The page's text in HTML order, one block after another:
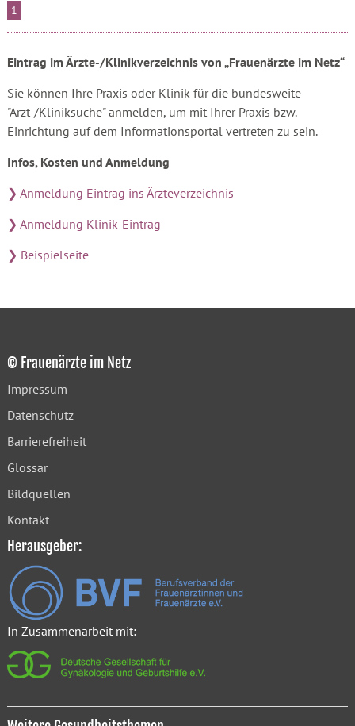
1
Eintrag im Ärzte-/Klinikverzeichnis von „Frauenärzte im Netz“
Sie können Ihre Praxis oder Klinik für die bundesweite
"Arzt-/Kliniksuche" anmelden, um mit Ihrer Praxis bzw.
Einrichtung auf dem Informationsportal vertreten zu sein.
Infos, Kosten und Anmeldung
❯ Anmeldung Eintrag ins Ärzteverzeichnis
❯ Anmeldung Klinik-Eintrag
❯ Beispielseite
© Frauenärzte im Netz
Impressum
Datenschutz
Barrierefreiheit
Glossar
Bildquellen
Kontakt
Herausgeber:
In Zusammenarbeit mit: